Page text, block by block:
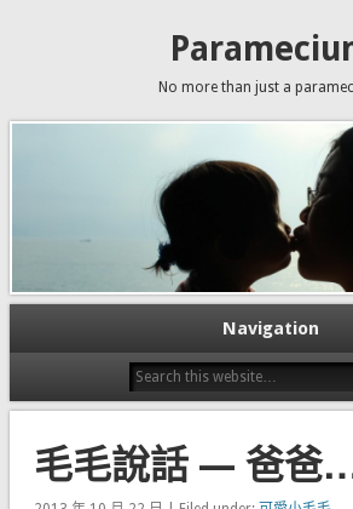
No more than just a
Navigation
毛毛說話 — 爸爸